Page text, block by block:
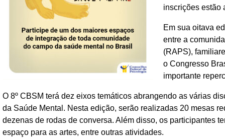
inscrições estão
Em sua oitava
entre a
(RAPS),
o Congresso
importante
O 8º CBSM terá dez eixos temáticos abrangendo as várias
da Saúde Mental. Nesta edição, serão realizadas 20 mesas
dezenas de rodas de conversa. Além disso, os participantes
espaço para as artes, entre outras atividades.